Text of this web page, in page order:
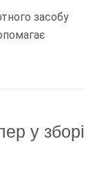
засобу
у зборі